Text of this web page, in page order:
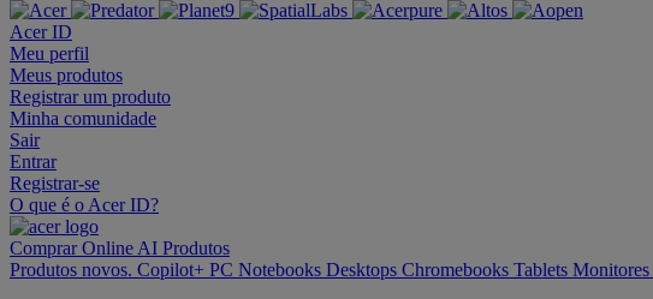
Acer ID
Meu perfil
Meus produtos
Registrar um produto
Minha comunidade
Sair
Entrar
Registrar-se
O que é o Acer ID?
Comprar Online AI Produtos
Produtos novos. Copilot+ PC Notebooks Desktops Chromebooks Tablets Monitores